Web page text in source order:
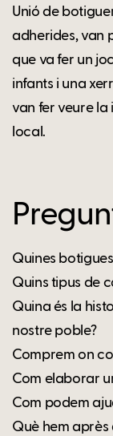
Unió de
adherides, van
que va fer un
infants i una
van fer veure
local.
Quines
Quins tipus de
Quina és la
nostre poble?
Comprem on
Com elaborar
Com podem
Què hem